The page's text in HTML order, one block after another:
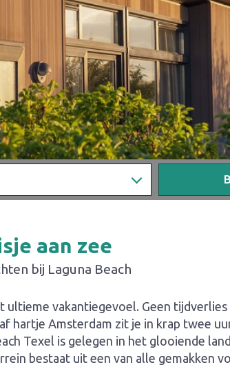
aan zee
bij Laguna Beach
ultieme vakantiegevoel. Geen
hartje Amsterdam zit je in krap twee
Texel is gelegen in het glooiende
bestaat uit een van alle gemakken